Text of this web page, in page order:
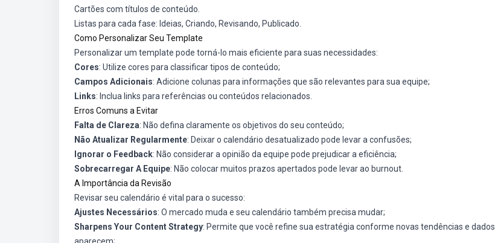
Cartões com títulos de conteúdo.
Listas para cada fase: Ideias, Criando, Revisando, Publicado.
Como Personalizar Seu Template
Personalizar um template pode torná-lo mais eficiente para suas necessidades:
Cores: Utilize cores para classificar tipos de conteúdo;
Campos Adicionais: Adicione colunas para informações que são relevantes para sua equipe;
Links: Inclua links para referências ou conteúdos relacionados.
Erros Comuns a Evitar
Falta de Clareza: Não defina claramente os objetivos do seu conteúdo;
Não Atualizar Regularmente: Deixar o calendário desatualizado pode levar a confusões;
Ignorar o Feedback: Não considerar a opinião da equipe pode prejudicar a eficiência;
Sobrecarregar A Equipe: Não colocar muitos prazos apertados pode levar ao burnout.
A Importância da Revisão
Revisar seu calendário é vital para o sucesso:
Ajustes Necessários: O mercado muda e seu calendário também precisa mudar;
Sharpens Your Content Strategy: Permite que você refine sua estratégia conforme novas tendências e dados
aparecem;